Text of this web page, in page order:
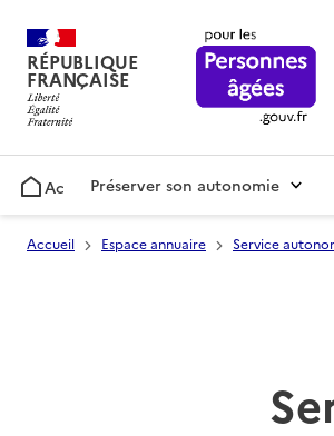
RÉPUBLIQUE
FRANÇAISE
AccueilPréserver son autonomie
Accueil Espace annuaire Service